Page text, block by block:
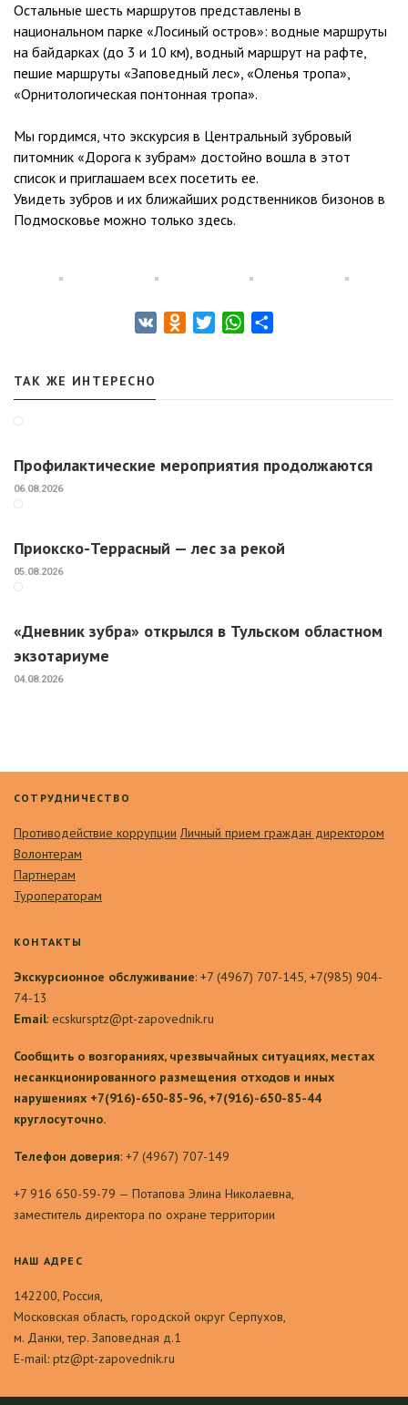
Остальные шесть маршрутов представлены в
национальном парке «Лосиный остров»: водные маршруты
на байдарках (до 3 и 10 км), водный маршрут на рафте,
пешие маршруты «Заповедный лес», «Оленья тропа»,
«Орнитологическая понтонная тропа».
Мы гордимся, что экскурсия в Центральный зубровый
питомник «Дорога к зубрам» достойно вошла в этот
список и приглашаем всех посетить ее.
Увидеть зубров и их ближайших родственников бизонов в
Подмосковье можно только здесь.
VK Odnoklassniki
TwitterWhatsApp
ТАК ЖЕ ИНТЕРЕСНО
Профилактические мероприятия продолжаются
06.08.2026
Приокско-Террасный — лес за рекой
05.08.2026
«Дневник зубра» открылся в Тульском областном
экзотариуме
04.08.2026
СОТРУДНИЧЕСТВО
Противодействие коррупции Личный прием граждан директором
Волонтерам
Партнерам
Туроператорам
КОНТАКТЫ
Экскурсионное обслуживание: +7 (4967) 707-145, +7(985) 904-
74-13
Email: ecskursptz@pt-zapovednik.ru
Сообщить о возгораниях, чрезвычайных ситуациях, местах
несанкционированного размещения отходов и иных
нарушениях +7(916)-650-85-96, +7(916)-650-85-44
круглосуточно.
Телефон доверия: +7 (4967) 707-149
+7 916 650-59-79 — Потапова Элина Николаевна,
заместитель директора по охране территории
НАШ АДРЕС
142200, Россия,
Московская область, городской округ Серпухов,
м. Данки, тер. Заповедная д.1
E-mail: ptz@pt-zapovednik.ru